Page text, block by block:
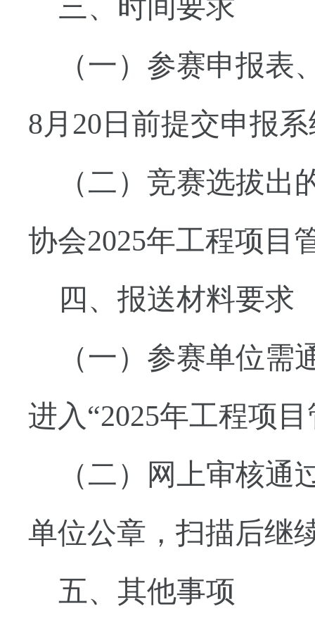
三、时间要求
（一）参赛申报表
8月20日前提交申报
（二）竞赛选拔出
协会2025年工程项目
四、报送材料要求
（一）参赛单位需
进入“2025年工程项
（二）网上审核
单位公章，扫描后继
五、其他事项